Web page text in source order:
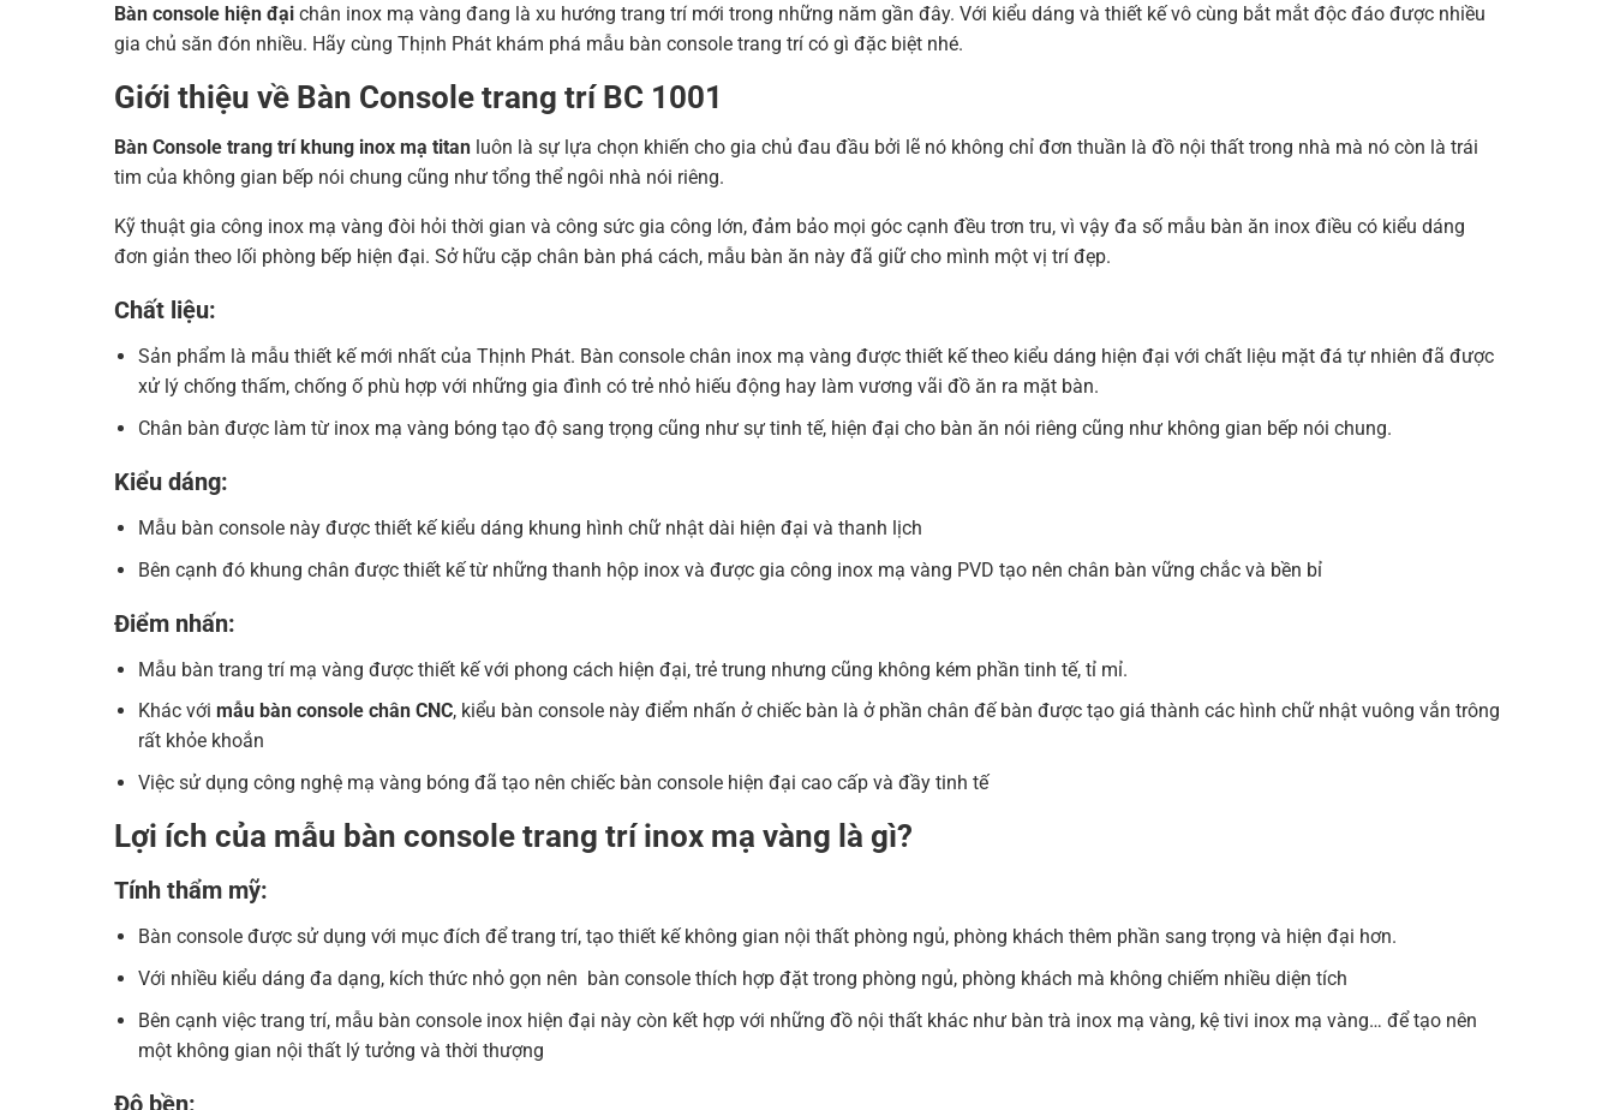
Bàn console hiện đạichân inox mạ vàng đang là xu hướng trang trí mới trong những năm gần đây. Với kiểu dáng và thiết kế vô cùng bắt mắt độc đáo được nhiều
gia chủ săn đón nhiều. Hãy cùng Thịnh Phát khám phá mẫu bàn console trang trí có gì đặc biệt nhé.
Giới thiệu về Bàn Console trang trí BC 1001
Bàn Console trang trí khung inox mạ titanluôn là sự lựa chọn khiến cho gia chủ đau đầu bởi lẽ nó không chỉ đơn thuần là đồ nội thất trong nhà mà nó còn là trái
tim của không gian bếp nói chung cũng như tổng thể ngôi nhà nói riêng.
Kỹ thuật gia công inox mạ vàng đòi hỏi thời gian và công sức gia công lớn, đảm bảo mọi góc cạnh đều trơn tru, vì vậy đa số mẫu bàn ăn inox điều có kiểu dáng
đơn giản theo lối phòng bếp hiện đại. Sở hữu cặp chân bàn phá cách, mẫu bàn ăn này đã giữ cho mình một vị trí đẹp.
Chất liệu:
Sản phẩm là mẫu thiết kế mới nhất của Thịnh Phát. Bàn console chân inox mạ vàng được thiết kế theo kiểu dáng hiện đại với chất liệu mặt đá tự nhiên đã được
xử lý chống thấm, chống ố phù hợp với những gia đình có trẻ nhỏ hiếu động hay làm vương vãi đồ ăn ra mặt bàn.
Chân bàn được làm từ inox mạ vàng bóng tạo độ sang trọng cũng như sự tinh tế, hiện đại cho bàn ăn nói riêng cũng như không gian bếp nói chung.
Kiểu dáng:
Mẫu bàn console này được thiết kế kiểu dáng khung hình chữ nhật dài hiện đại và thanh lịch
Bên cạnh đó khung chân được thiết kế từ những thanh hộp inox và được gia công inox mạ vàng PVD tạo nên chân bàn vững chắc và bền bỉ
Điểm nhấn:
Mẫu bàn trang trí mạ vàng được thiết kế với phong cách hiện đại, trẻ trung nhưng cũng không kém phần tinh tế, tỉ mỉ.
Khác vớimẫu bàn console chân CNC, kiểu bàn console này điểm nhấn ở chiếc bàn là ở phần chân đế bàn được tạo giá thành các hình chữ nhật vuông vắn trông
rất khỏe khoắn
Việc sử dụng công nghệ mạ vàng bóng đã tạo nên chiếc bàn console hiện đại cao cấp và đầy tinh tế
Lợi ích của mẫu bàn console trang trí inox mạ vàng là gì?
Tính thẩm mỹ:
Bàn console được sử dụng với mục đích để trang trí, tạo thiết kế không gian nội thất phòng ngủ, phòng khách thêm phần sang trọng và hiện đại hơn.
Với nhiều kiểu dáng đa dạng, kích thức nhỏ gọn nên bàn console thích hợp đặt trong phòng ngủ, phòng khách mà không chiếm nhiều diện tích
Bên cạnh việc trang trí, mẫu bàn console inox hiện đại này còn kết hợp với những đồ nội thất khác như bàn trà inox mạ vàng, kệ tivi inox mạ vàng… để tạo nên
một không gian nội thất lý tưởng và thời thượng
Độ bền: